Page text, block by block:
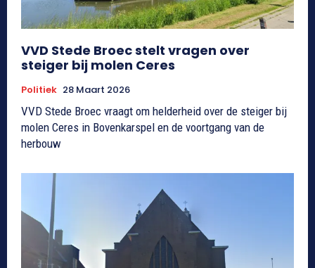
VVD Stede Broec stelt vragen over
steiger bij molen Ceres
Politiek 28 Maart 2026
VVD Stede Broec vraagt om helderheid over de steiger bij
molen Ceres in Bovenkarspel en de voortgang van de
herbouw